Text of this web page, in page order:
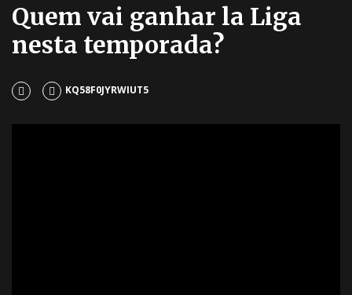
Quem vai ganhar la Liga
nesta temporada?
KQ58F0JYRWIUT5